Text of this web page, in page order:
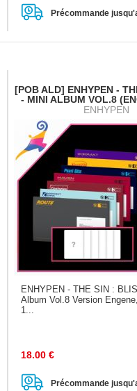
Précommande
[POB ALD] ENHYPEN -
- MINI ALBUM VOL.8
ENHYPEN
ENHYPEN - THE SIN :
Album Vol.8 Version
1...
18.00 €
Précommande